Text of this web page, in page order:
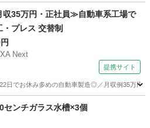
その他
35万円・正社員≫自動車系工場で
プレス 交替制
Next
提携サイト
日でお休み多めの自動車製造◎／月収例35万
の他ンチガラス水槽×3個